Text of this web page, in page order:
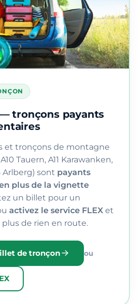
tronçons payants
et tronçons de montagne
Tauern, A11 Karawanken,
Arlberg) sont payants
plus de la vignette
un billet pour un
activez le service FLEXet
plus de rien en route.
de tronçon ou